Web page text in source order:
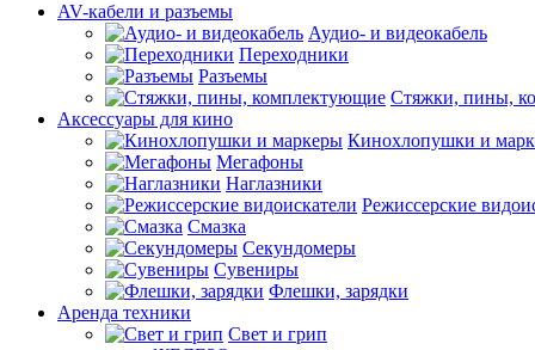
AV-кабели и разъемы
Аудио- и видеокабель
Переходники
Разъемы
Стяжки, пины,
Аксессуары для кино
Кинохлопушки и
Мегафоны
Наглазники
Режиссерские
Смазка
Секундомеры
Сувениры
Флешки, зарядки
Аренда техники
Свет и грип